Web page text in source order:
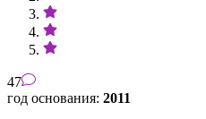
47
год основания: 2011